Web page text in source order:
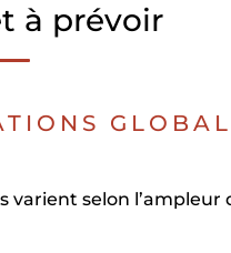
à prévoir
varient selon l’ampleur